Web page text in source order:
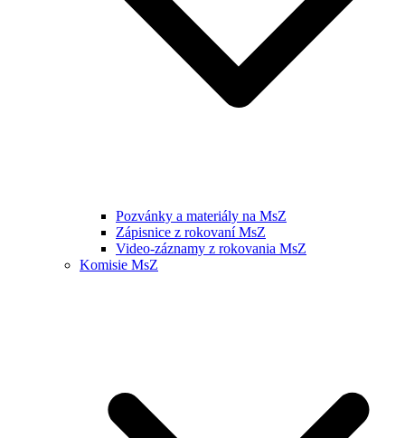
Pozvánky a materiály na MsZ
Zápisnice z rokovaní MsZ
Video-záznamy z rokovania MsZ
Komisie MsZ